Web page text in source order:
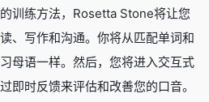
训练方法，Rosetta Stone将让您
、写作和沟通。你将从匹配单词和
母语一样。然后，您将进入交互式
即时反馈来评估和改善您的口音。